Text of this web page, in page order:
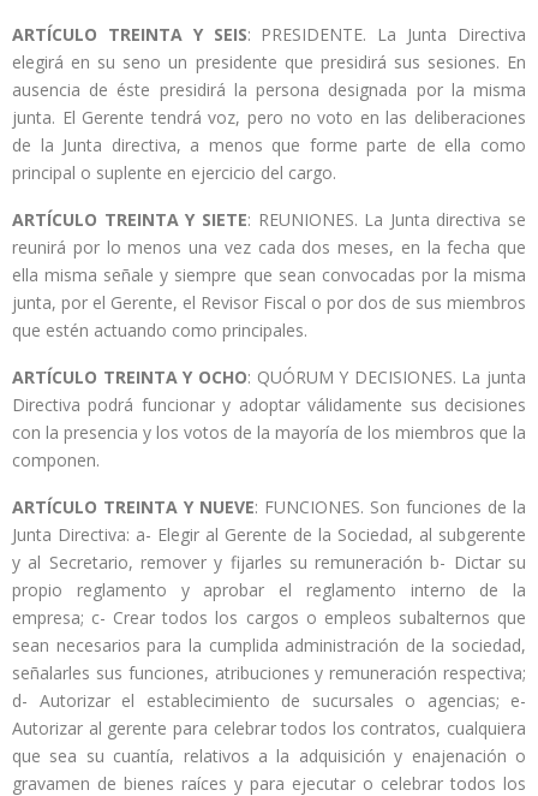
ARTÍCULO TREINTA Y SEIS: PRESIDENTE. La Junta Directiva
elegirá en su seno un presidente que presidirá sus sesiones. En
ausencia de éste presidirá la persona designada por la misma
junta. El Gerente tendrá voz, pero no voto en las deliberaciones
de la Junta directiva, a menos que forme parte de ella como
principal o suplente en ejercicio del cargo.
ARTÍCULO TREINTA Y SIETE: REUNIONES. La Junta directiva se
reunirá por lo menos una vez cada dos meses, en la fecha que
ella misma señale y siempre que sean convocadas por la misma
junta, por el Gerente, el Revisor Fiscal o por dos de sus miembros
que estén actuando como principales.
ARTÍCULO TREINTA Y OCHO: QUÓRUM Y DECISIONES. La junta
Directiva podrá funcionar y adoptar válidamente sus decisiones
con la presencia y los votos de la mayoría de los miembros que la
componen.
ARTÍCULO TREINTA Y NUEVE: FUNCIONES. Son funciones de la
Junta Directiva: a- Elegir al Gerente de la Sociedad, al subgerente
y al Secretario, remover y fijarles su remuneración b- Dictar su
propio reglamento y aprobar el reglamento interno de la
empresa; c- Crear todos los cargos o empleos subalternos que
sean necesarios para la cumplida administración de la sociedad,
señalarles sus funciones, atribuciones y remuneración respectiva;
d- Autorizar el establecimiento de sucursales o agencias; e-
Autorizar al gerente para celebrar todos los contratos, cualquiera
que sea su cuantía, relativos a la adquisición y enajenación o
gravamen de bienes raíces y para ejecutar o celebrar todos los